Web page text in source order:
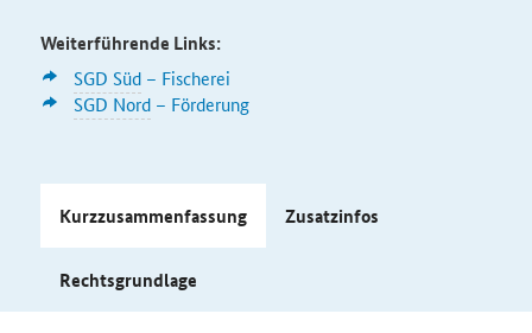
Weiterführende Links:
SGD Süd– Fischerei
SGD Nord– Förderung
Kurzzusammenfassung Zusatzinfos
Rechtsgrundlage